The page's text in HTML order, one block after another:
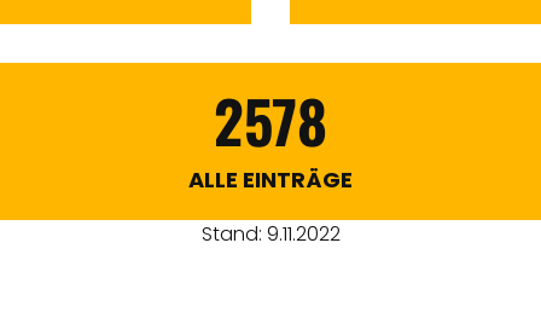
2578
ALLE EINTRÄGE
Stand: 9.11.2022